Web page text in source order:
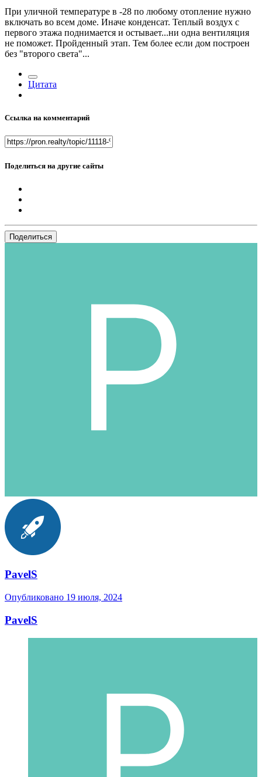
При уличной температуре в -28 по любому отопление нужно
включать во всем доме. Иначе конденсат. Теплый воздух с
первого этажа поднимается и остывает...ни одна вентиляция
не поможет. Пройденный этап. Тем более если дом построен
без "второго света"...
Цитата
Ссылка на комментарий
Поделиться на другие сайты
Поделиться
PavelS
Опубликовано 19 июля, 2024
PavelS